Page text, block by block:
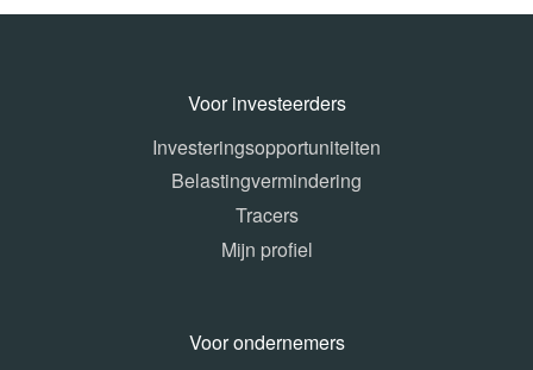
Voor investeerders
Investeringsopportuniteiten
Belastingvermindering
Tracers
Mijn profiel
Voor ondernemers